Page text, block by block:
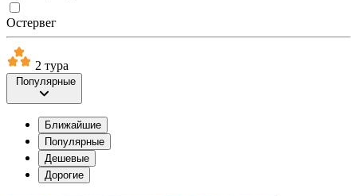
Остервег
2 тура
Популярные
Ближайшие
Популярные
Дешевые
Дорогие